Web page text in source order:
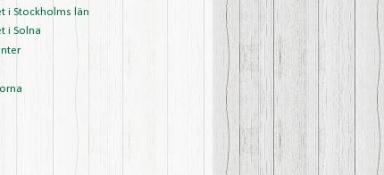
i Stockholms län
i Solna